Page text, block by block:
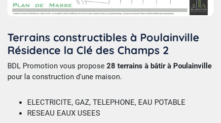
Terrains constructibles à Poulainville
Résidence la Clé des Champs 2
BDL Promotion vous propose 28 terrains à bâtir à Poulainville
pour la construction d'une maison.
ELECTRICITE, GAZ, TELEPHONE, EAU POTABLE
RESEAU EAUX USEES